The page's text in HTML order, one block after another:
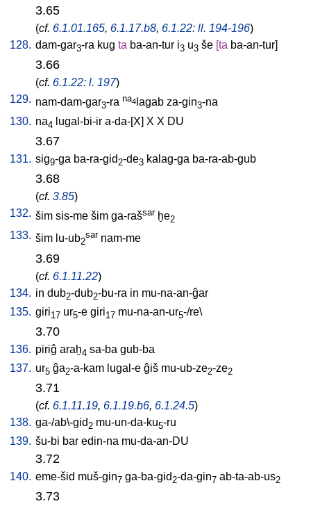
3.65
(cf. 6.1.01.165, 6.1.17.b8, 6.1.22: ll. 194-196)
128. dam-gar3-ra kug ta ba-an-tur i3 u3 še [ta ba-an-tur]
3.66
(cf. 6.1.22: l. 197)
129. nam-dam-gar3-ra na4 lagab za-gin3-na
130. na4 lugal-bi-ir a-da-[X] X X DU
3.67
131. sig9-ga ba-ra-gid 2-de3 kalag-ga ba-ra-ab-gub
3.68
(cf. 3.85)
132. šim sis-me šim ga-rašsar ḫe2
133. šim lu-ub2
sar nam-me
3.69
(cf. 6.1.11.22)
134. in dub2-dub2-bu-ra in mu-na-an-ĝar
135. giri17 ur5-e giri17 mu-na-an-ur5-/re\
3.70
136. piriĝ araḫ4 sa-ba gub-ba
137. ur5 ĝa2-a-kam lugal-e ĝiš mu-ub-ze2-ze2
3.71
(cf. 6.1.11.19, 6.1.19.b6, 6.1.24.5)
138. ga-/ab\-gid 2 mu-un-da-ku5-ru
139. šu-bi bar edin-na mu-da-an-DU
3.72
140. eme-šid muš-gin7 ga-ba-gid 2-da-gin7 ab-ta-ab-us2
3.73